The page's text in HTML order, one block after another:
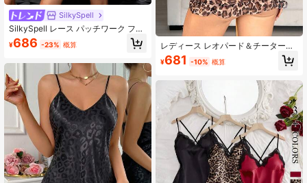
SilkySpell
SilkySpell レース パッチワーク フェ
イクシルク ドレープネック レディー
スナイトガウン
¥686 -23% 概算
レディース レオパード＆チーター柄
リボン付き バックレス シアー フリ
ル Vネック ウエストシェイプ スリッ
ジェリー ナイトガウン ローブ
¥681 -10% 概算